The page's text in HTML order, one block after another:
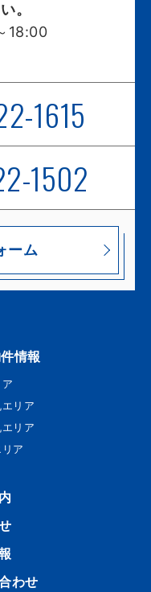
。
18:00
1615
1502
ーム
情報
エリア
エリア
リア
わせ